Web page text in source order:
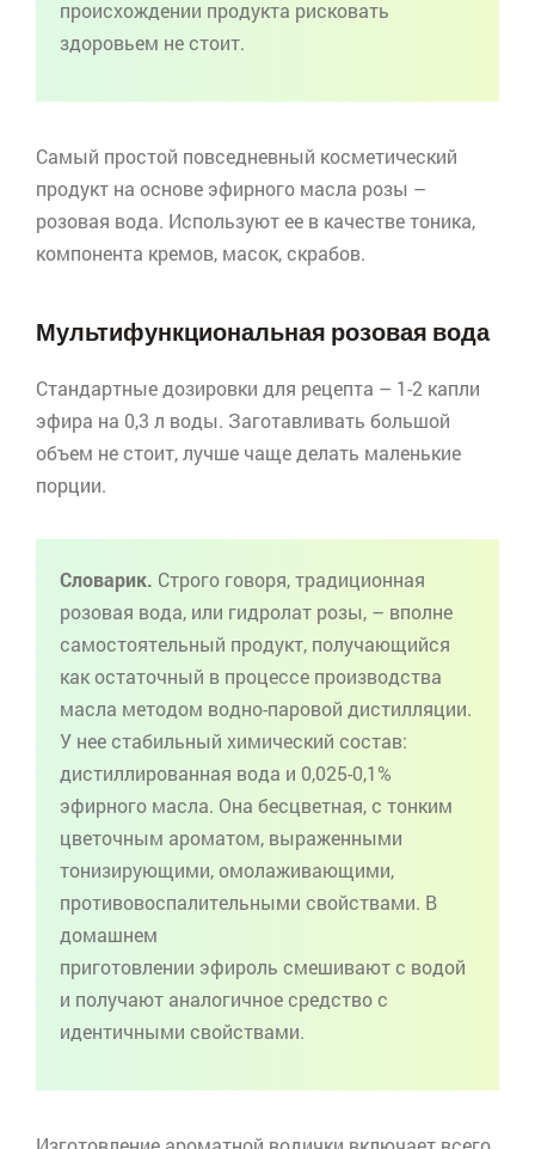
происхождении продукта рисковать
здоровьем не стоит.
Самый простой повседневный косметический
продукт на основе эфирного масла розы –
розовая вода. Используют ее в качестве тоника,
компонента кремов, масок,скрабов.
Мультифункциональная розовая вода
Стандартные дозировки для рецепта – 1-2 капли
эфира на 0,3 л воды. Заготавливать большой
объем не стоит, лучше чаще делать маленькие
порции.
Словарик. Строго говоря, традиционная
розовая вода, или гидролат розы, – вполне
самостоятельный продукт, получающийся
как остаточный в процессе производства
масла методом водно-паровой дистилляции.
У нее стабильный химический состав:
дистиллированная вода и 0,025-0,1%
эфирного масла. Она бесцветная, с тонким
цветочным ароматом, выраженными
тонизирующими, омолаживающими,
противовоспалительными свойствами. В
домашнем
приготовлении эфироль смешивают с водой
и получают аналогичное средство с
идентичными свойствами.